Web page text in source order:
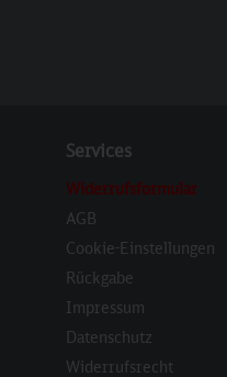
Services
Widerrufsformular
AGB
Cookie-Einstellungen
Rückgabe
Impressum
Datenschutz
Widerrufsrecht